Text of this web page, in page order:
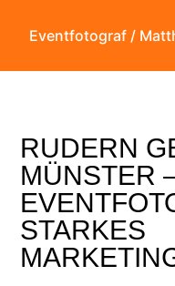
Eventfotograf /
RUDERN
MÜNSTER
STARKES